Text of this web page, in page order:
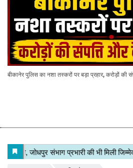
बीकानेर पुलिस का नशा तस्करों पर बड़ा प्रहार, करोड़ों की